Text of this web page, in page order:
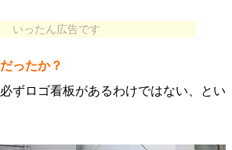
いったん広告です
ったか？
ずロゴ看板があるわけではない、とい